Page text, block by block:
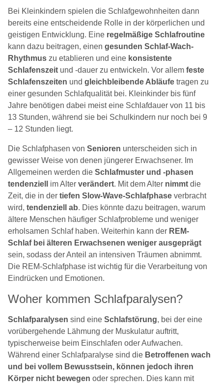
Bei Kleinkindern spielen die Schlafgewohnheiten dann
bereits eine entscheidende Rolle in der körperlichen und
geistigen Entwicklung. Eine regelmäßige Schlafroutine
kann dazu beitragen, einen gesunden Schlaf-Wach-
Rhythmus zu etablieren und eine konsistente
Schlafenszeit und -dauer zu entwickeln. Vor allem feste
Schlafenszeiten und gleichbleibende Abläufe tragen zu
einer gesunden Schlafqualität bei. Kleinkinder bis fünf
Jahre benötigen dabei meist eine Schlafdauer von 11 bis
13 Stunden, während sie bei Schulkindern nur noch bei 9
– 12 Stunden liegt.
Die Schlafphasen von Senioren unterscheiden sich in
gewisser Weise von denen jüngerer Erwachsener. Im
Allgemeinen werden die Schlafmuster und -phasen
tendenziell
im Alter verändert. Mit dem Alter nimmt die
Zeit, die in der tiefen Slow-Wave-Schlafphase verbracht
wird, tendenziell ab. Dies könnte dazu beitragen, warum
ältere Menschen häufiger Schlafprobleme und weniger
erholsamen Schlaf haben. Weiterhin kann der REM-
Schlaf bei älteren Erwachsenen weniger ausgeprägt
sein, sodass der Anteil an intensiven Träumen abnimmt.
Die REM-Schlafphase ist wichtig für die Verarbeitung von
Eindrücken und Emotionen.
Woher kommen Schlafparalysen?
Schlafparalysen sind eine Schlafstörung, bei der eine
vorübergehende Lähmung der Muskulatur auftritt,
typischerweise beim Einschlafen oder Aufwachen.
Während einer Schlafparalyse sind die Betroffenen wach
und bei vollem Bewusstsein, können jedoch ihren
Körper nicht bewegen oder sprechen. Dies kann mit